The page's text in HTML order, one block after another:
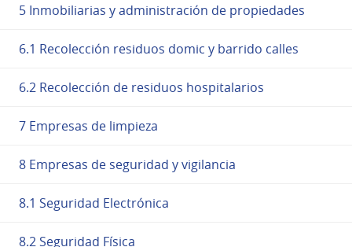
5 Inmobiliarias y administración de propiedades
6.1 Recolección residuos domic y barrido calles
6.2 Recolección de residuos hospitalarios
7 Empresas de limpieza
8 Empresas de seguridad y vigilancia
8.1 Seguridad Electrónica
8.2 Seguridad Física